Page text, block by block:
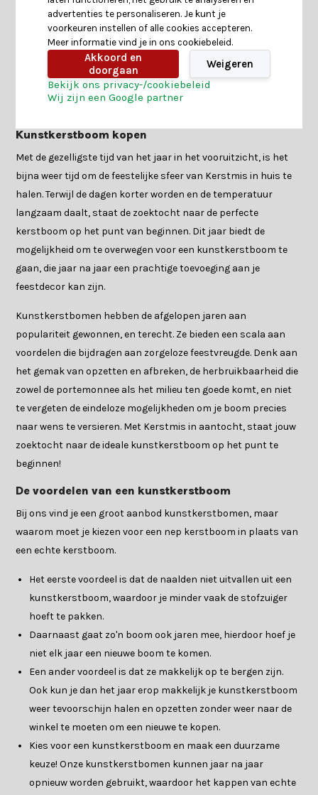
Neem contact op
Kunstkerstboom kopen
Met de gezelligste tijd van het jaar in het vooruitzicht, is het
bijna weer tijd om de feestelijke sfeer van Kerstmis in huis te
halen. Terwijl de dagen korter worden en de temperatuur
langzaam daalt, staat de zoektocht naar de perfecte
kerstboom op het punt van beginnen. Dit jaar biedt de
mogelijkheid om te overwegen voor een kunstkerstboom te
gaan, die jaar na jaar een prachtige toevoeging aan je
feestdecor kan zijn.
Kunstkerstbomen hebben de afgelopen jaren aan
populariteit gewonnen, en terecht. Ze bieden een scala aan
voordelen die bijdragen aan zorgeloze feestvreugde. Denk aan
het gemak van opzetten en afbreken, de herbruikbaarheid die
zowel de portemonnee als het milieu ten goede komt, en niet
te vergeten de eindeloze mogelijkheden om je boom precies
naar wens te versieren. Met Kerstmis in aantocht, staat jouw
zoektocht naar de ideale kunstkerstboom op het punt te
beginnen!
De voordelen van een kunstkerstboom
Bij ons vind je een groot aanbod kunstkerstbomen, maar
waarom moet je kiezen voor een nep kerstboom in plaats van
een echte kerstboom.
Het eerste voordeel is dat de naalden niet uitvallen uit een
kunstkerstboom, waardoor je minder vaak de stofzuiger
hoeft te pakken.
Daarnaast gaat zo'n boom ook jaren mee, hierdoor hoef je
niet elk jaar een nieuwe boom te komen.
Een ander voordeel is dat ze makkelijk op te bergen zijn.
Ook kun je dan het jaar erop makkelijk je kunstkerstboom
weer tevoorschijn halen en opzetten zonder weer naar de
winkel te moeten om een nieuwe te kopen.
Kies voor een kunstkerstboom en maak een duurzame
keuze! Onze kunstkerstbomen kunnen jaar na jaar
opnieuw worden gebruikt, waardoor het kappen van echte
advertenties te personaliseren. Je kunt je
voorkeuren instellen of alle cookies accepteren.
Meer informatie vind je in ons cookiebeleid.
Akkoord en
doorgaan
Weigeren
Bekijk ons privacy-/cookiebeleid
Wij zijn een Google partner